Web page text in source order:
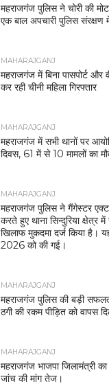
महराजगंज पुलिस ने चोरी की
एक बाल अपचारी पुलिस संरक्षण
MAHARAJGANJ
महराजगंज में बिना पासपोर्ट
कर रही चीनी महिला गिरफ्तार
MAHARAJGANJ
महराजगंज में सभी थानों पर
दिवस, 61 में से 10 मामलों का
MAHARAJGANJ
महराजगंज पुलिस ने गैंगेस्टर एक्ट
करते हुए थाना सिन्दुरिया क्षेत्र
खिलाफ मुकदमा दर्ज किया है।
2026 को की गई।
MAHARAJGANJ
महराजगंज पुलिस की बड़ी
ठगी की रकम पीड़ित को वापस
MAHARAJGANJ
महराजगंज भाजपा जिलामंत्री
जांच की मांग तेज।